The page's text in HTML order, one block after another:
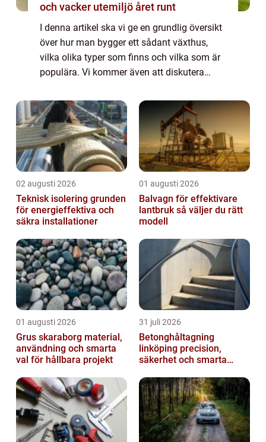
och vacker utemiljö året runt
I denna artikel ska vi ge en grundlig översikt
över hur man bygger ett sådant växthus,
vilka olika typer som finns och vilka som är
populära. Vi kommer även att diskutera
deras historiska för- och nackdelar....
02 augusti 2026
Teknisk isolering grunden
för energieffektiva och
säkra installationer
01 augusti 2026
Balvagn för effektivare
lantbruk så väljer du rätt
modell
01 augusti 2026
Grus skaraborg material,
användning och smarta
val för hållbara projekt
31 juli 2026
Betonghåltagning
linköping precision,
säkerhet och smarta